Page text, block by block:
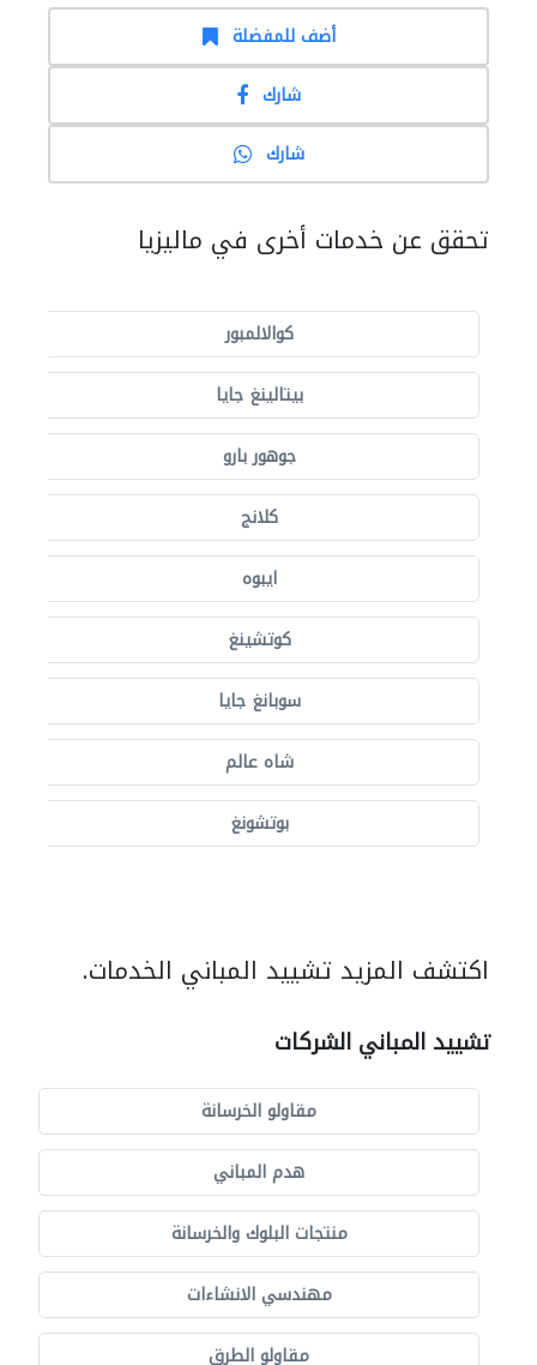
أضف للمفضلة
شارك
شارك
تحقق عن خدمات أخرى في ماليزيا
كوالالمبور
بيتالينغ جايا
جوهور بارو
كلانج
ايبوه
كوتشينغ
سوبانغ جايا
شاه عالم
بوتشونغ
اكتشف المزيد تشييد المباني الخدمات.
تشييد المباني الشركات
مقاولو الخرسانة
هدم المباني
منتجات البلوك والخرسانة
مهندسي الانشاءات
مقاولو الطرق